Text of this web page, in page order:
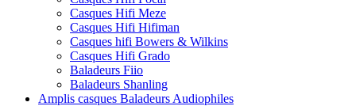
Casques Hifi Meze
Casques Hifi Hifiman
Casques hifi Bowers & Wilkins
Casques Hifi Grado
Baladeurs Fiio
Baladeurs Shanling
Amplis casques Baladeurs Audiophiles